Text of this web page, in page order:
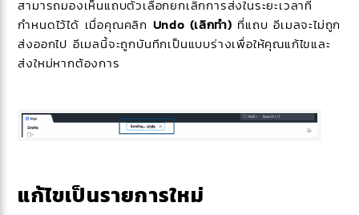
สามารถมองเห็นแถบตัวเลือกยกเลิกการส่งในระยะเวลาที่
กำหนดไว้ได้ เมื่อคุณคลิก Undo (เลิกทำ) ที่แถบ อีเมลจะไม่ถูก
ส่งออกไป อีเมลนี้จะถูกบันทึกเป็นแบบร่างเพื่อให้คุณแก้ไขและ
ส่งใหม่หากต้องการ
แก้ไขเป็นรายการใหม่